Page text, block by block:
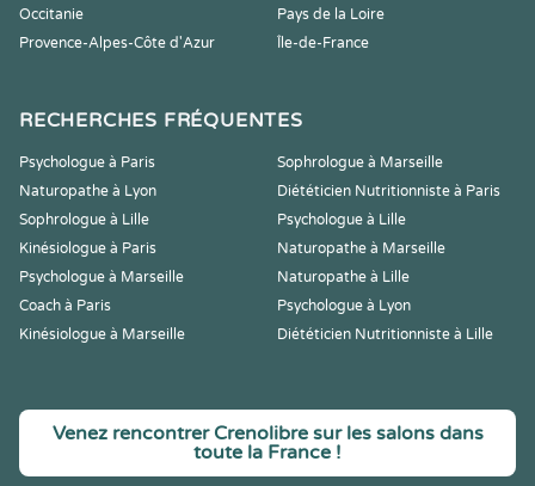
Occitanie
Pays de la Loire
Provence-Alpes-Côte d'Azur
Île-de-France
RECHERCHES FRÉQUENTES
Psychologue à Paris
Sophrologue à Marseille
Naturopathe à Lyon
Diététicien Nutritionniste à Paris
Sophrologue à Lille
Psychologue à Lille
Kinésiologue à Paris
Naturopathe à Marseille
Psychologue à Marseille
Naturopathe à Lille
Coach à Paris
Psychologue à Lyon
Kinésiologue à Marseille
Diététicien Nutritionniste à Lille
Venez rencontrer Crenolibre sur les salons dans
toute la France !